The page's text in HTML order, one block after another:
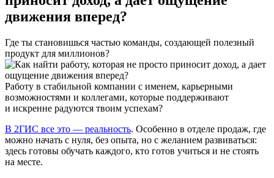
движения вперед?
Где ты становишься частью команды, создающей полезный
продукт для миллионов?
Работу в стабильной компании с именем, карьерными
возможностями и коллегами, которые поддерживают
и искренне радуются твоим успехам?
В 2ГИС все это — реальность. Особенно в отделе продаж, где
можно начать с нуля, без опыта, но с желанием развиваться:
здесь готовы обучать каждого, кто готов учиться и не стоять
на месте.